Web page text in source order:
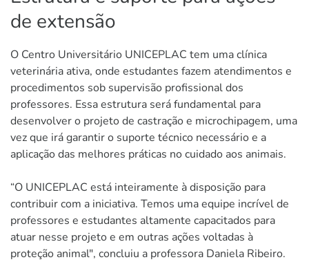
de extensão
O Centro Universitário UNICEPLAC tem uma clínica
veterinária ativa, onde estudantes fazem atendimentos e
procedimentos sob supervisão profissional dos
professores. Essa estrutura será fundamental para
desenvolver o projeto de castração e microchipagem, uma
vez que irá garantir o suporte técnico necessário e a
aplicação das melhores práticas no cuidado aos animais.
“O UNICEPLAC está inteiramente à disposição para
contribuir com a iniciativa. Temos uma equipe incrível de
professores e estudantes altamente capacitados para
atuar nesse projeto e em outras ações voltadas à
proteção animal", concluiu a professora Daniela Ribeiro.